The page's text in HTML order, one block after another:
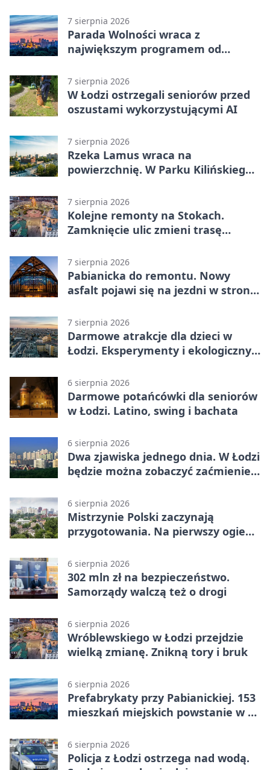
7 sierpnia 2026
Parada Wolności wraca z
największym programem od
platform
7 sierpnia 2026
W Łodzi ostrzegali seniorów przed
oszustami wykorzystującymi AI
7 sierpnia 2026
Rzeka Lamus wraca na
powierzchnię. W Parku Kilińskiego
7 sierpnia 2026
Kolejne remonty na Stokach.
Zamknięcie ulic zmieni trasę
7 sierpnia 2026
Pabianicka do remontu. Nowy
asfalt pojawi się na jezdni w stronę
7 sierpnia 2026
Darmowe atrakcje dla dzieci w
Łodzi. Eksperymenty i ekologiczny
6 sierpnia 2026
Darmowe potańcówki dla seniorów
w Łodzi. Latino, swing i bachata
6 sierpnia 2026
Dwa zjawiska jednego dnia. W Łodzi
będzie można zobaczyć zaćmienie i
6 sierpnia 2026
Mistrzynie Polski zaczynają
przygotowania. Na pierwszy ogień
6 sierpnia 2026
302 mln zł na bezpieczeństwo.
Samorządy walczą też o drogi
6 sierpnia 2026
Wróblewskiego w Łodzi przejdzie
wielką zmianę. Znikną tory i bruk
6 sierpnia 2026
Prefabrykaty przy Pabianickiej. 153
mieszkań miejskich powstanie w 15
6 sierpnia 2026
Policja z Łodzi ostrzega nad wodą.